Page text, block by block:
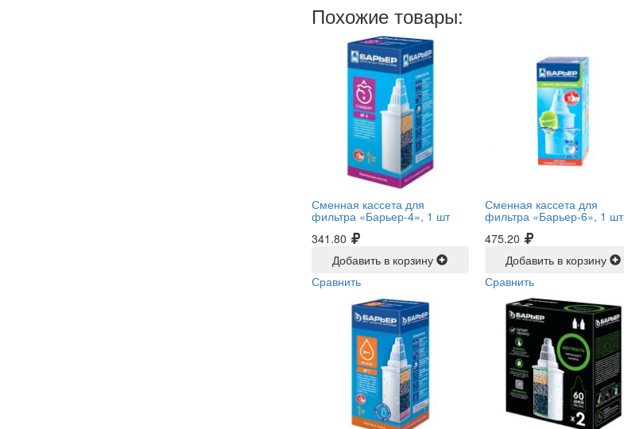
Похожие товары:
Сменная кассета для
фильтра «Барьер-4», 1 шт
341.80
Добавить в корзину
Сравнить
Сменная кассета для
фильтра «Барьер-6», 1 шт
475.20
Добавить в корзину
Сравнить